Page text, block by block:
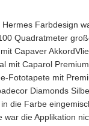
Farbdesign
Quadratmeter
Capaver
mit Caparol
Fototapete mit
Diamonds
die Farbe
die Applikation